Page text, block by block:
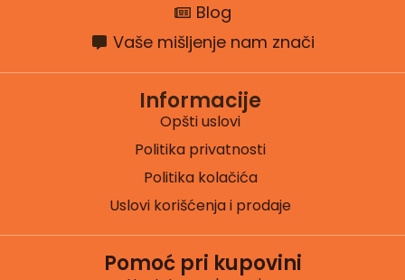
Blog
Vaše mišljenje nam znači
Informacije
Opšti uslovi
Politika privatnosti
Politika kolačića
Uslovi korišćenja i prodaje
Pomoć pri kupovini